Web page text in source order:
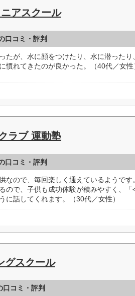
アスクール
口コミ・評判
たが、水に顔をつけたり、水に潜ったり
慣れてきたのが良かった。（40代／女性
ラブ 運動塾
口コミ・評判
なので、毎回楽しく通えているようで
ので、子供も成功体験が積みやすく、
に話してくれます。（30代／女性）
グスクール
コミ・評判